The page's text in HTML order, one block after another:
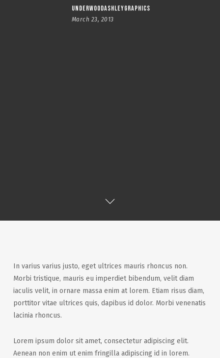
UNDERWOODASHLEYGRAPHICS
March 23, 2013
In varius varius justo, eget ultrices mauris rhoncus non.
Morbi tristique, mauris eu imperdiet bibendum, velit diam
iaculis velit, in ornare massa enim at lorem. Etiam risus diam,
porttitor vitae ultrices quis, dapibus id dolor. Morbi venenatis
lacinia rhoncus.
Lorem ipsum dolor sit amet, consectetur adipiscing elit.
Aenean non enim ut enim fringilla adipiscing id in lorem.